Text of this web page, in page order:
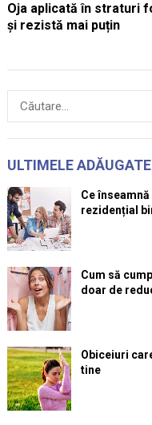
Oja aplicată în straturi
și rezistă mai puțin
Caută
ULTIMELE ADĂUGATE
Ce
rezidențial
Cum să
doar de
Obiceiuri
tine